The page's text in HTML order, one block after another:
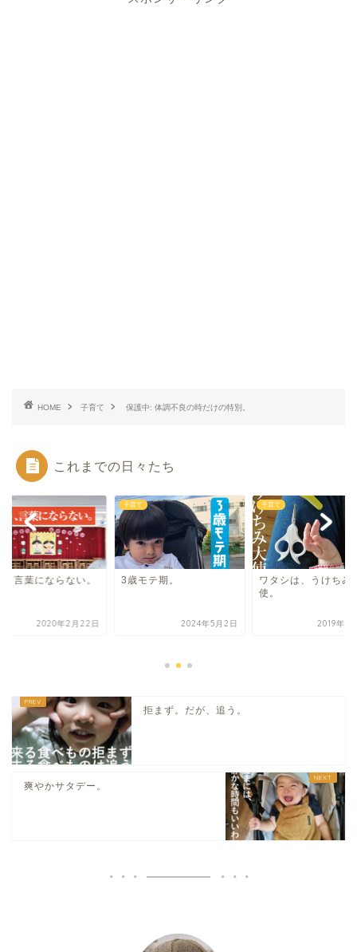
HOME 子育て 保護中: 体調不良の時だけの特別。
これまでの日々たち
、言葉にならない。
2020年2月22日
子育て
3歳モテ期。
2024年5月2日
子育て
ワタシは、うけちみ
使。
2019年6
拒まず。だが、追う。
爽やかサタデー。